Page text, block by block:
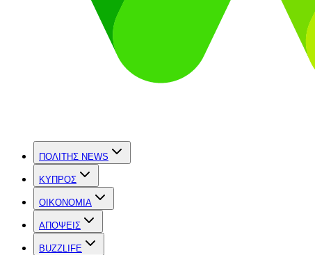
ΠΟΛΙΤΗΣ NEWS
ΚΥΠΡΟΣ
OIKONOMIA
ΑΠΟΨΕΙΣ
BUZZLIFE